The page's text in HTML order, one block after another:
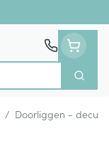
Zoek
/ Doorliggen -